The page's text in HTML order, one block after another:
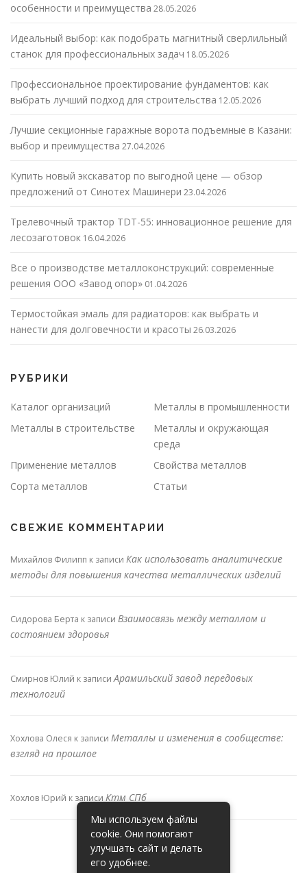
особенности и преимущества 28.05.2026
Идеальный выбор: как подобрать магнитный сверлильный
станок для профессиональных задач 18.05.2026
Профессиональное проектирование фундаментов: как
выбрать лучший подход для строительства 12.05.2026
Лучшие секционные гаражные ворота подъемные в Казани:
выбор и преимущества 27.04.2026
Купить новый экскаватор по выгодной цене — обзор
предложений от Синотех Машинери 23.04.2026
Трелевочный трактор TDT-55: инновационное решение для
лесозаготовок 16.04.2026
Все о производстве металлоконструкций: современные
решения ООО «Завод опор» 01.04.2026
Термостойкая эмаль для радиаторов: как выбрать и
нанести для долговечности и красоты 26.03.2026
РУБРИКИ
Каталог организаций
Металлы в промышленности
Металлы в строительстве
Металлы и окружающая
среда
Применение металлов
Свойства металлов
Сорта металлов
Статьи
СВЕЖИЕ КОММЕНТАРИИ
Михайлов Филипп к записи Как использовать аналитические
методы для повышения качества металлических изделий
Сидорова Берта к записи Взаимосвязь между металлом и
состоянием здоровья
Смирнов Юлий к записиАрамильский завод передовых
технологий
Хохлова Олеся к записи Металлы и изменения в сообществе:
взгляд на прошлое
Хохлов Юрий к записи Ктм СПб
Мы используем файлы
cookie. Они помогают
улучшать сайт и делать
его удобнее.